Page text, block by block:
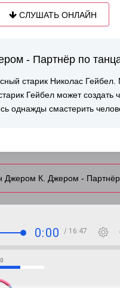
СЛУШАТЬ ОНЛАЙН
- Партнёр по
старик Николас
Гейбел может создать
однажды смастерить
Джером К. Джером -
0:00 / 16:47